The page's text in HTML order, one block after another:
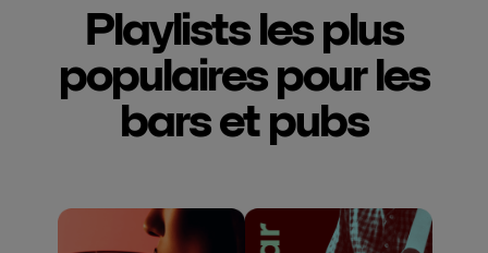
Playlists les plus
populaires pour les
bars et pubs